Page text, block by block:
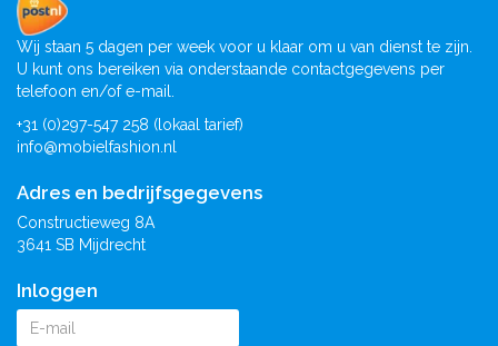
Wij staan 5 dagen per week voor u klaar om u van dienst te zijn.
U kunt ons bereiken via onderstaande contactgegevens per
telefoon en/of e-mail.
+31 (0)297-547 258 (lokaal tarief)
info@mobielfashion.nl
Adres en bedrijfsgegevens
Constructieweg 8A
3641 SB Mijdrecht
Inloggen